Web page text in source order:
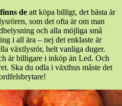
de att köpa billigt, det bästa är
som det ofta är om man
och alla möjliga små
i all ära – nej det enklaste är
växtlysrör, helt vanliga duger.
är billigare i inköp än Led. Och
Ska du odla i växthus måste det